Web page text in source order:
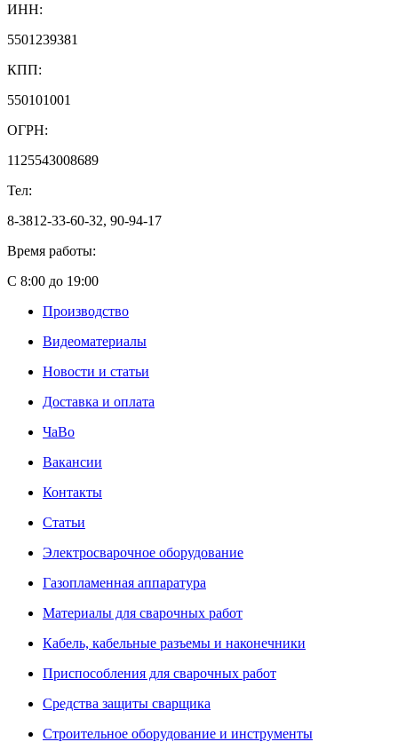
ИНН:
5501239381
КПП:
550101001
ОГРН:
1125543008689
Тел:
8-3812-33-60-32, 90-94-17
Время работы:
С 8:00 до 19:00
Производство
Видеоматериалы
Новости и статьи
Доставка и оплата
ЧаВо
Вакансии
Контакты
Статьи
Электросварочное оборудование
Газопламенная аппаратура
Материалы для сварочных работ
Кабель, кабельные разъемы и наконечники
Приспособления для сварочных работ
Средства защиты сварщика
Строительное оборудование и инструменты